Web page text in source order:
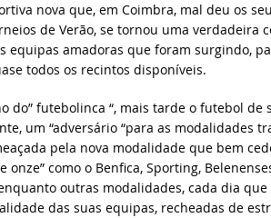
nova que, em Coimbra, mal deu os
de Verão, se tornou uma verdadeira
equipas amadoras que foram surgindo,
todos os recintos disponíveis.
futebolinca “, mais tarde o futebol de
um “adversário “para as modalidades
pela nova modalidade que bem
como o Benfica, Sporting,
outras modalidades, cada dia que
das suas equipas, recheadas de